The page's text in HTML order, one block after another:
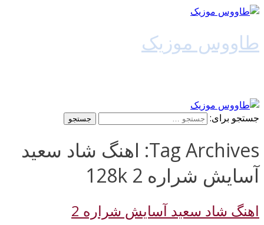
طاووس موزیک
جستجو برای:
Tag Archives: اهنگ شاد سعید
آسایش شراره 2 128k
اهنگ شاد سعید آسایش شراره 2